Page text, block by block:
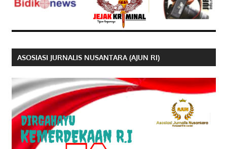
ASOSIASI JURNALIS NUSANTARA (AJUN RI)